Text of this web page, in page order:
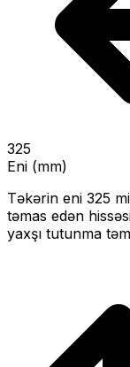
325
Eni (mm)
Təkərin eni 325
təmas edən
yaxşı tutunma